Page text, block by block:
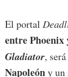
El portal
entre Phoenix
Gladiator,
Napoleóny un